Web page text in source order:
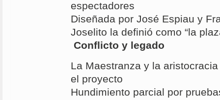
espectadores
Diseñada por José Espiau y
Joselito la definió como “la
Conflicto y legado
La Maestranza y la
el proyecto
Hundimiento parcial por